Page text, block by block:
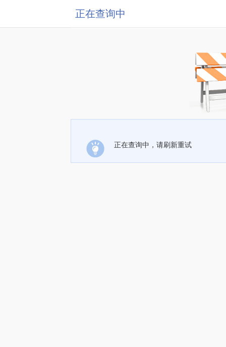
正在查询中
正在查询中，请刷新重试